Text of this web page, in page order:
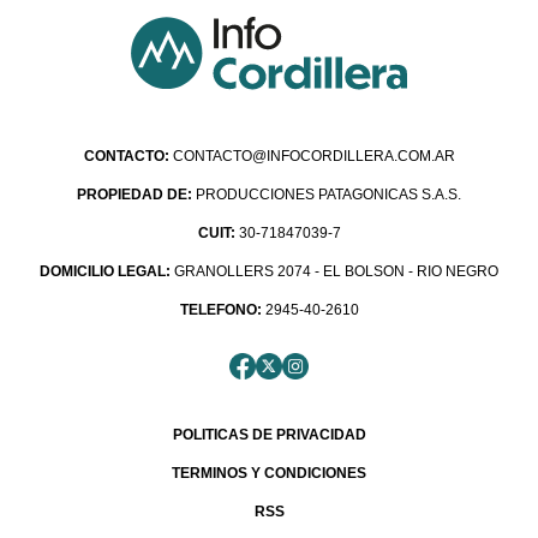
CONTACTO: CONTACTO@INFOCORDILLERA.COM.AR
PROPIEDAD DE: PRODUCCIONES PATAGONICAS S.A.S.
CUIT: 30-71847039-7
DOMICILIO LEGAL: GRANOLLERS 2074 - EL BOLSON - RIO NEGRO
TELEFONO: 2945-40-2610
POLITICAS DE PRIVACIDAD
TERMINOS Y CONDICIONES
RSS